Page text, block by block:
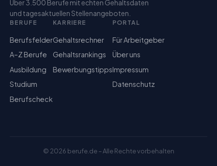
Über 3.500 Berufe mit echten Gehaltsdaten
und tagesaktuellen Stellenangeboten.
BERUFE
Berufsfelder
A–Z Berufe
Ausbildung
Studium
Berufscheck
KARRIERE
Gehaltsrechner
Gehaltsrankings
Bewerbungstipps
PORTAL
Für Arbeitgeber
Über uns
Impressum
Datenschutz
© 2026 berufe.de – Alle Rechte vorbehalten